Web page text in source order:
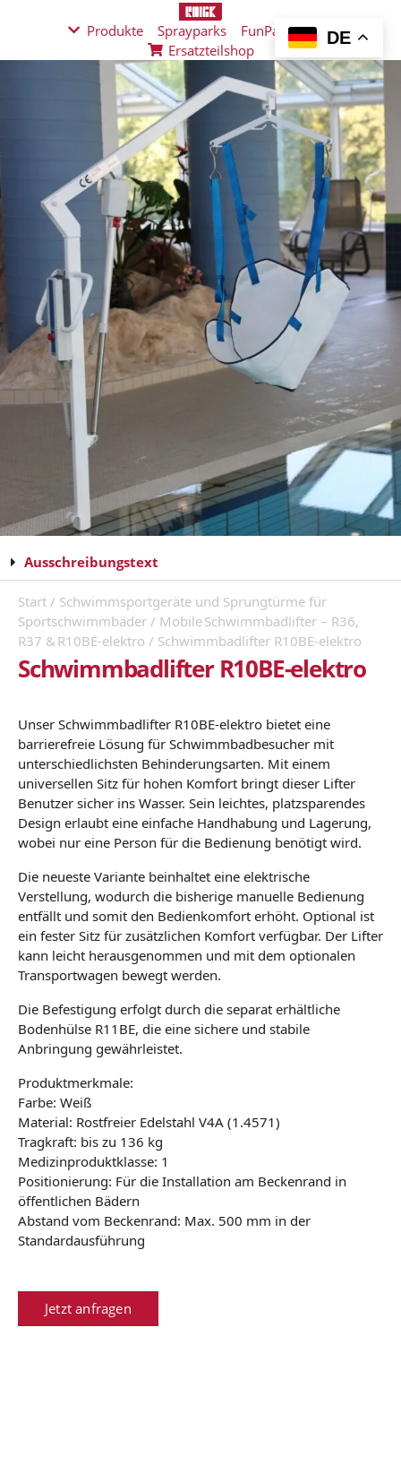
Produkte Sprayparks FunPad
News
Ersatzteilshop
Ausschreibungstext
Start / Schwimmsportgeräte und Sprungtürme für
Sportschwimmbäder / Mobile Schwimmbadlifter – R36,
R37 & R10BE‑elektro / Schwimmbadlifter R10BE-elektro
Schwimmbadlifter R10BE-elektro
Unser Schwimmbadlifter R10BE-elektro bietet eine
barrierefreie Lösung für Schwimmbadbesucher mit
unterschiedlichsten Behinderungsarten. Mit einem
universellen Sitz für hohen Komfort bringt dieser Lifter
Benutzer sicher ins Wasser. Sein leichtes, platzsparendes
Design erlaubt eine einfache Handhabung und Lagerung,
wobei nur eine Person für die Bedienung benötigt wird.
Die neueste Variante beinhaltet eine elektrische
Verstellung, wodurch die bisherige manuelle Bedienung
entfällt und somit den Bedienkomfort erhöht. Optional ist
ein fester Sitz für zusätzlichen Komfort verfügbar. Der Lifter
kann leicht herausgenommen und mit dem optionalen
Transportwagen bewegt werden.
Die Befestigung erfolgt durch die separat erhältliche
Bodenhülse R11BE, die eine sichere und stabile
Anbringung gewährleistet.
Produktmerkmale:
Farbe: Weiß
Material: Rostfreier Edelstahl V4A (1.4571)
Tragkraft: bis zu 136 kg
Medizinproduktklasse: 1
Positionierung: Für die Installation am Beckenrand in
öffentlichen Bädern
Abstand vom Beckenrand: Max. 500 mm in der
Standardausführung
Jetzt anfragen
DE